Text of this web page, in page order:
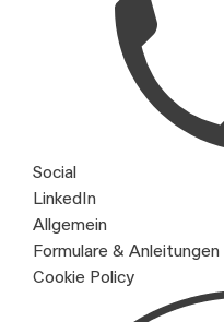
Social
LinkedIn
Allgemein
Formulare & Anleitungen
Cookie Policy